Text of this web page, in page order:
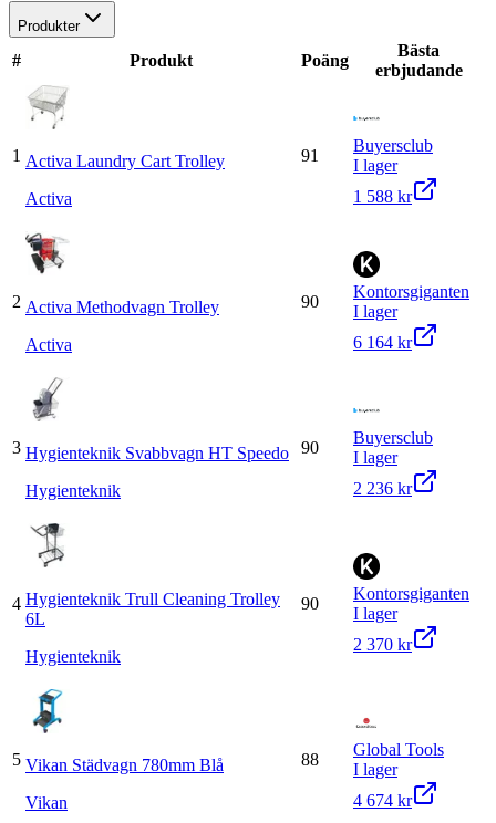
Produkter
# Produkt Poäng
Bästa
erbjudande
1 Activa Laundry Cart Trolley
Activa
91
Buyersclub
I lager
1 588 kr
2 Activa Methodvagn Trolley
Activa
90
Kontorsgiganten
I lager
6 164 kr
3 Hygienteknik Svabbvagn HT Speedo
Hygienteknik
90
Buyersclub
I lager
2 236 kr
4 Hygienteknik Trull Cleaning Trolley
6L
Hygienteknik
90
Kontorsgiganten
I lager
2 370 kr
5 Vikan Städvagn 780mm Blå
Vikan
88
Global Tools
I lager
4 674 kr